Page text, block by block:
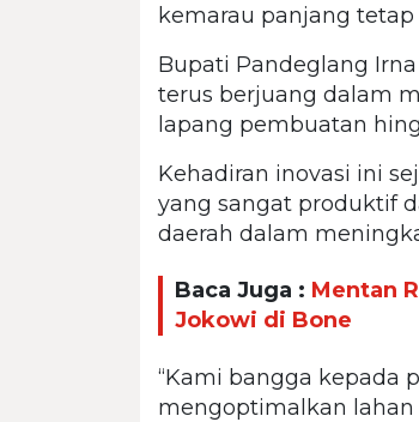
kemarau panjang
Bupati Pandeglang
terus berjuang dalam
lapang pembuatan
Kehadiran inovasi ini
yang sangat produktif
daerah dalam
Baca Juga : Mentan
Jokowi di Bone
“Kami bangga kepada
mengoptimalkan